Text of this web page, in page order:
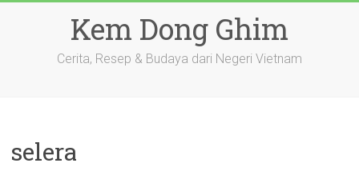
Kem Dong Ghim
Cerita, Resep & Budaya dari Negeri Vietnam
selera